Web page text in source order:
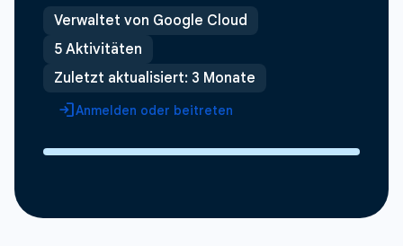
Verwaltet von Google Cloud
5 Aktivitäten
Zuletzt aktualisiert: 3 Monate
Anmelden oder beitreten